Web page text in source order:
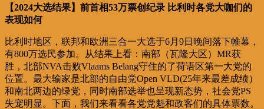
【2024大选结果】前首相53万票创纪录 比利时各党大咖们的
表现如何
比利时地区，联邦和欧洲三合一大选于6月9日晚间落下帷幕，
有800万选民参加。从结果上看：南部（瓦隆大区）MR获
胜，北部NVA击败Vlaams Belang守住的了荷语区第一大党的
位置。最大输家是北部的自由党Open VLD(25年来最差成绩）
和南北两边的绿党，同时南部选举也呈现新态势，社会党PS
失宠明显。下面，我们来看看各党党魁和政客们的具体票数。